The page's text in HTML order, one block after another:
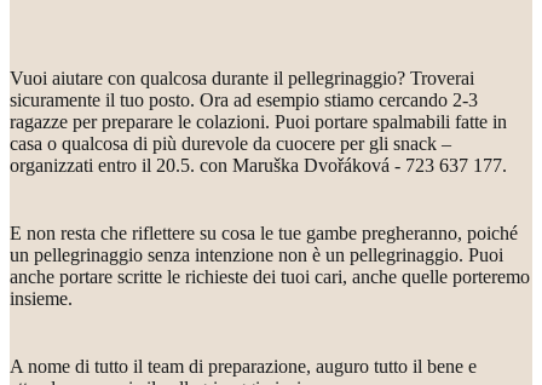
Vuoi aiutare con qualcosa durante il pellegrinaggio? Troverai
sicuramente il tuo posto. Ora ad esempio stiamo cercando 2-3
ragazze per preparare le colazioni. Puoi portare spalmabili fatte in
casa o qualcosa di più durevole da cuocere per gli snack –
organizzati entro il 20.5. con Maruška Dvořáková - 723 637 177.
E non resta che riflettere su cosa le tue gambe pregheranno, poiché
un pellegrinaggio senza intenzione non è un pellegrinaggio. Puoi
anche portare scritte le richieste dei tuoi cari, anche quelle porteremo
insieme.
A nome di tutto il team di preparazione, auguro tutto il bene e